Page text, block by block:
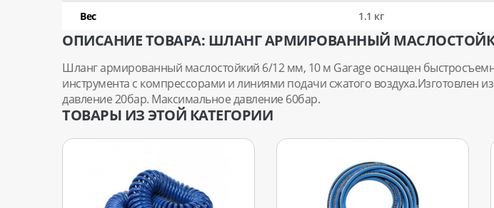
Вес 1.1 кг
ОПИСАНИЕ ТОВАРА: ШЛАНГ АРМИРОВАННЫЙ
Шланг армированный маслостойкий 6/12 мм, 10 м Garage оснащен
инструмента с компрессорами и линиями подачи сжатого воздуха.Изготовлен
давление 20бар. Максимальное давление 60бар.
ТОВАРЫ ИЗ ЭТОЙ КАТЕГОРИИ